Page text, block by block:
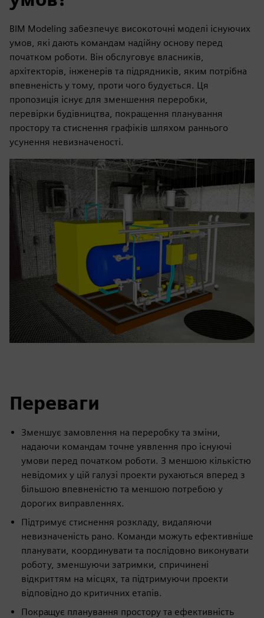
BIM Modeling забезпечує високоточні моделі існуючих
умов, які дають командам надійну основу перед
початком роботи. Він обслуговує власників,
архітекторів, інженерів та підрядників, яким потрібна
впевненість у тому, проти чого будується. Ця
пропозиція існує для зменшення переробки,
перевірки будівництва, покращення планування
простору та стиснення графіків шляхом раннього
усунення невизначеності.
Переваги
Зменшує замовлення на переробку та зміни,
надаючи командам точне уявлення про існуючі
умови перед початком роботи. З меншою кількістю
невідомих у цій галузі проекти рухаються вперед з
більшою впевненістю та меншою потребою у
дорогих виправленнях.
Підтримує стиснення розкладу, видаляючи
невизначеність рано. Команди можуть ефективніше
планувати, координувати та послідовно виконувати
роботу, зменшуючи затримки, спричинені
відкриттям на місцях, та підтримуючи проекти
відповідно до критичних етапів.
Покращує планування простору та ефективність